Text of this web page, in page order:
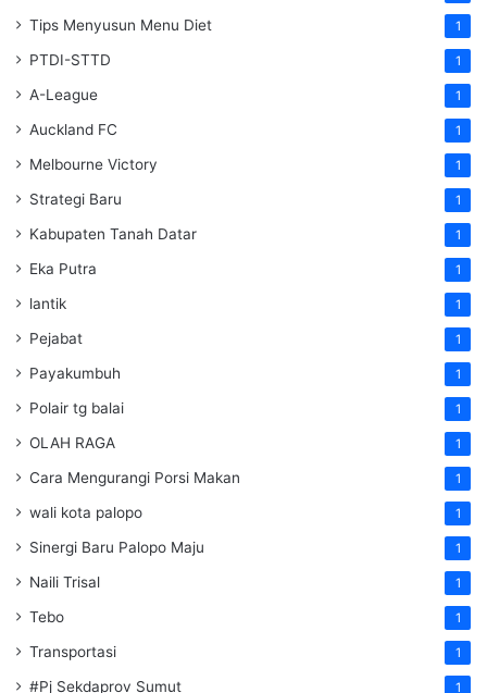
Tips Menyusun Menu Diet 1
PTDI-STTD 1
A-League 1
Auckland FC 1
Melbourne Victory 1
Strategi Baru 1
Kabupaten Tanah Datar 1
Eka Putra 1
lantik 1
Pejabat 1
Payakumbuh 1
Polair tg balai 1
OLAH RAGA 1
Cara Mengurangi Porsi Makan 1
wali kota palopo 1
Sinergi Baru Palopo Maju 1
Naili Trisal 1
Tebo 1
Transportasi 1
#Pj Sekdaprov Sumut 1